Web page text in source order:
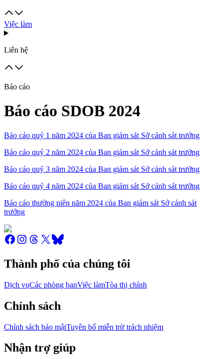
Việc làm
Liên hệ
Báo cáo
Báo cáo SDOB 2024
Báo cáo quý 1 năm 2024 của Ban giám sát Sở cảnh sát trưởng
Báo cáo quý 2 năm 2024 của Ban giám sát Sở cảnh sát trưởng
Báo cáo quý 3 năm 2024 của Ban giám sát Sở cảnh sát trưởng
Báo cáo quý 4 năm 2024 của Ban giám sát Sở cảnh sát trưởng
Báo cáo thường niên năm 2024 của Ban giám sát Sở cảnh sát
trưởng
Thành phố của chúng tôi
Dịch vụCác phòng banViệc làmTòa thị chính
Chính sách
Chính sách bảo mậtTuyên bố miễn trừ trách nhiệm
Nhận trợ giúp